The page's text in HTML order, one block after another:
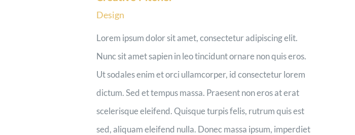
Design
Lorem ipsum dolor sit amet, consectetur adipiscing elit.
Nunc sit amet sapien in leo tincidunt ornare non quis eros.
Ut sodales enim et orci ullamcorper, id consectetur lorem
dictum. Sed et tempus massa. Praesent non eros at erat
scelerisque eleifend. Quisque turpis felis, rutrum quis est
sed, aliquam eleifend nulla. Donec massa ipsum, imperdiet